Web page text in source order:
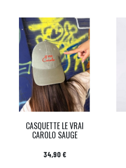
CASQUETTE LE VRAI
CAROLO SAUGE
Prix
34,90 €